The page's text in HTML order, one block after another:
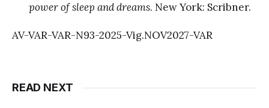
power of sleep and dreams. New York: Scribner.
AV-VAR-VAR-N93-2025-Vig.NOV2027-VAR
READ NEXT